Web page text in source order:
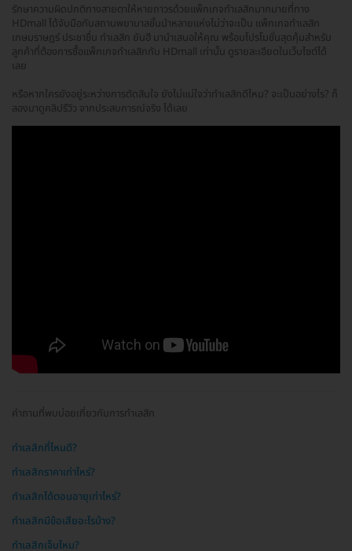
รักษาความผิดปกติทางสายตาให้หายถาวรด้วยแพ็กเกจทำเลสิกมากมายที่ทาง
HDmall ได้จับมือกับสถานพยาบาลชั้นนำหลายแห่งไม่ว่าจะเป็น แพ็กเกจทำเลสิก
เกษมราษฎร์ ประชาชื่น ทำเลสิก ยันฮี มานำเสนอให้คุณ พร้อมโปรโมชั่นสุดคุ้มสำหรับ
ลูกค้าที่ต้องการซื้อแพ็กเกจทำเลสิกกับ HDmall เท่านั้น ดูรายละเอียดในเว็บไซต์ได้
เลย
หรือหากใครยังอยู่ระหว่างการตัดสินใจ ยังไม่แน่ใจว่าทำเลสิกดีไหม? จะเป็นอย่างไร? ก็
ลองมาดูคลิปรีวิว จากประสบการณ์จริง ได้เลย
คำถามที่พบบ่อยเกี่ยวกับการทำเลสิก
ทำเลสิกที่ไหนดี?
ทำเลสิกราคาเท่าไหร่?
ทำเลสิกได้ตอนอายุเท่าไหร่?
ทำเลสิกมีข้อเสียอะไรบ้าง?
ทำเลสิกเจ็บไหม?